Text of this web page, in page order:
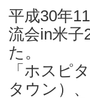
平成30年
流会in米
た。
「ホスピ
タウン）